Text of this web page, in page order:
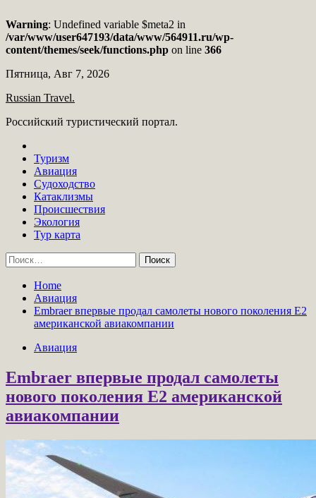
Warning: Undefined variable $meta2 in
/var/www/user647193/data/www/564911.ru/wp-
content/themes/seek/functions.php on line 366
Skip
content
Пятница, Авг 7, 2026
Russian Travel.
Российский туристический портал.
Туризм
Авиация
Судоходство
Катаклизмы
Происшествия
Экология
Тур карта
Найти:
Home
Авиация
Embraer впервые продал самолеты нового поколения E2
американской авиакомпании
Авиация
Embraer впервые продал самолеты
нового поколения E2 американской
авиакомпании